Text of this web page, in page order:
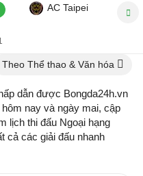
AC Taipei
Theo Thể thao & Văn hóa
dẫn được Bongda24h.vn
nay và ngày mai, cập
lịch thi đấu Ngoại hạng
cả các giải đấu nhanh